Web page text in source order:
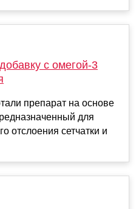
с омегой‑3
препарат на основе
для
отслоения сетчатки и